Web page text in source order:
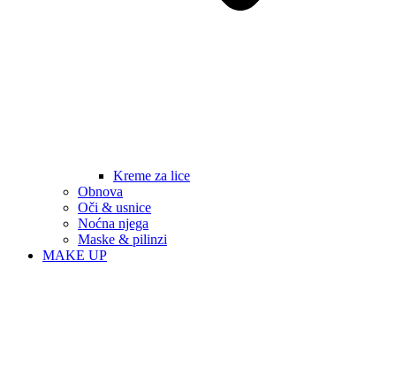
Kreme za lice
Obnova
Oči & usnice
Noćna njega
Maske & pilinzi
MAKE UP